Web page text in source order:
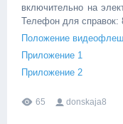
включительно на
Телефон для справок:
Положение
Приложение 1
Приложение 2
65 donskaja8